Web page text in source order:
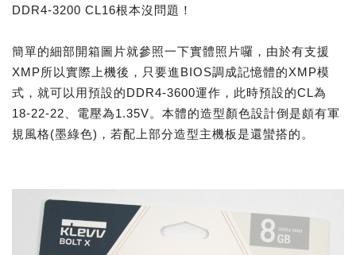
DDR4-3200 CL16根本沒問題！
簡單的細部開箱圖片就參照一下實體照片囉，由於有支援
XMP所以實際上機後，只要進BIOS調成記憶體的XMP模
式，就可以用預設的DDR4-3600運作，此時預設的CL為
18-22-22、電壓為1.35V。本體的造型顏色設計倒是頗有軍
規風格(墨綠色)，若配上部分造型主機板是還蠻搭的。